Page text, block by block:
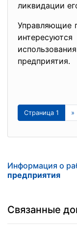
ликвидации
Управляющие
предприятия.
Страница 1 »
Информация о
предприятия
Связанные